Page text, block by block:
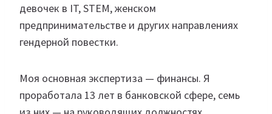
девочек в IT, STEM, женском
предпринимательстве и других направлениях
гендерной повестки.
Моя основная экспертиза — финансы. Я
проработала 13 лет в банковской сфере, семь